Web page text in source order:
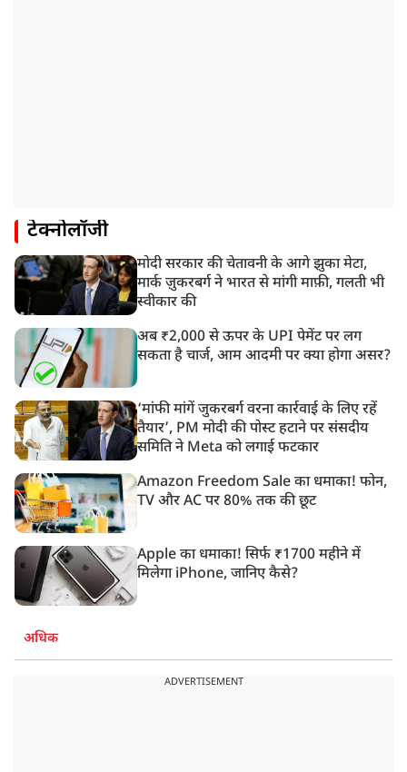
टेक्नोलॉजी
मोदी सरकार की चेतावनी के आगे झुका मेटा,
मार्क ज़ुकरबर्ग ने भारत से मांगी माफ़ी, गलती भी
स्वीकार की
अब ₹2,000 से ऊपर के UPI पेमेंट पर लग
सकता है चार्ज, आम आदमी पर क्या होगा असर?
‘मांफी मांगें जुकरबर्ग वरना कार्रवाई के लिए रहें
तैयार’, PM मोदी की पोस्ट हटाने पर संसदीय
समिति ने Meta को लगाई फटकार
Amazon Freedom Sale का धमाका! फोन,
TV और AC पर 80% तक की छूट
Apple का धमाका! सिर्फ ₹1700 महीने में
मिलेगा iPhone, जानिए कैसे?
अधिक
ADVERTISEMENT